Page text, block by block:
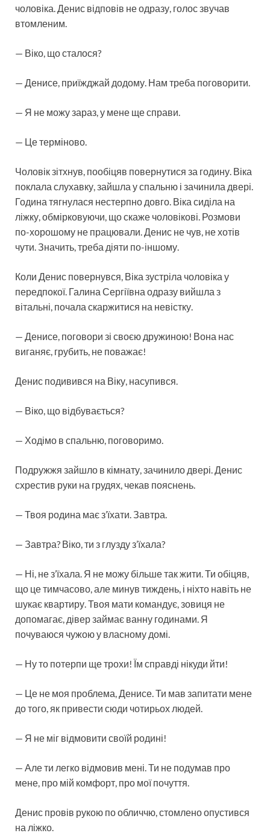
чоловіка. Денис відповів не одразу, голос звучав
втомленим.
— Віко, що сталося?
— Денисе, приїжджай додому. Нам треба поговорити.
— Я не можу зараз, у мене ще справи.
— Це терміново.
Чоловік зітхнув, пообіцяв повернутися за годину. Віка
поклала слухавку, зайшла у спальню і зачинила двері.
Година тягнулася нестерпно довго. Віка сиділа на
ліжку, обмірковуючи, що скаже чоловікові. Розмови
по-хорошому не працювали. Денис не чув, не хотів
чути. Значить, треба діяти по-іншому.
Коли Денис повернувся, Віка зустріла чоловіка у
передпокої. Галина Сергіївна одразу вийшла з
вітальні, почала скаржитися на невістку.
— Денисе, поговори зі своєю дружиною! Вона нас
виганяє, грубить, не поважає!
Денис подивився на Віку, насупився.
— Віко, що відбувається?
— Ходімо в спальню, поговоримо.
Подружжя зайшло в кімнату, зачинило двері. Денис
схрестив руки на грудях, чекав пояснень.
— Твоя родина має з’їхати. Завтра.
— Завтра? Віко, ти з глузду з’їхала?
— Ні, не з’їхала. Я не можу більше так жити. Ти обіцяв,
що це тимчасово, але минув тиждень, і ніхто навіть не
шукає квартиру. Твоя мати командує, зовиця не
допомагає, дівер займає ванну годинами. Я
почуваюся чужою у власному домі.
— Ну то потерпи ще трохи! Їм справді нікуди йти!
— Це не моя проблема, Денисе. Ти мав запитати мене
до того, як привести сюди чотирьох людей.
— Я не міг відмовити своїй родині!
— Але ти легко відмовив мені. Ти не подумав про
мене, про мій комфорт, про мої почуття.
Денис провів рукою по обличчю, стомлено опустився
на ліжко.